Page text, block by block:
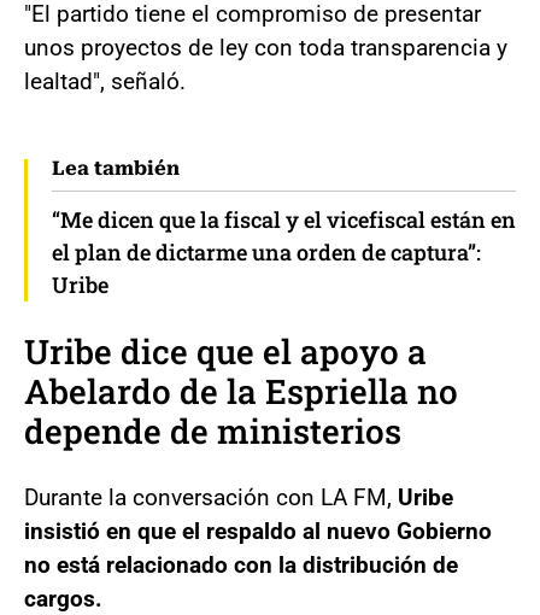
"El partido tiene el compromiso de presentar
unos proyectos de ley con toda transparencia y
lealtad", señaló.
Lea también
“Me dicen que la fiscal y el vicefiscal están en
el plan de dictarme una orden de captura”:
Uribe
Uribe dice que el apoyo a
Abelardo de la Espriella no
depende de ministerios
Durante la conversación con LA FM, Uribe
insistió en que el respaldo al nuevo Gobierno
no está relacionado con la distribución de
cargos.